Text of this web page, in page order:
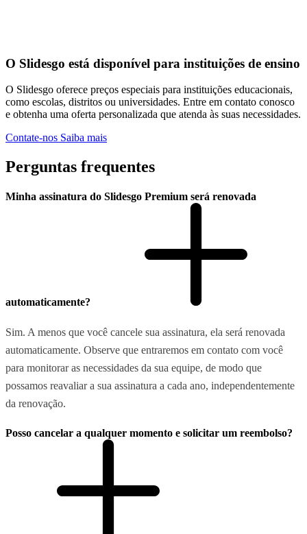
O Slidesgo está disponível para instituições de ensino
O Slidesgo oferece preços especiais para instituições educacionais,
como escolas, distritos ou universidades. Entre em contato conosco
e obtenha uma oferta personalizada que atenda às suas necessidades.
Contate-nos Saiba mais
Perguntas frequentes
Minha assinatura do Slidesgo Premium será renovada
automaticamente?
Sim. A menos que você cancele sua assinatura, ela será renovada
automaticamente. Observe que entraremos em contato com você
para monitorar as necessidades da sua equipe, de modo que
possamos reavaliar a sua assinatura a cada ano, independentemente
da renovação.
Posso cancelar a qualquer momento e solicitar um reembolso?